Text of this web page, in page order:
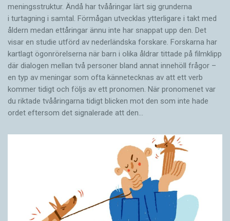
meningsstruktur. Ändå har tvååringar lärt sig grunderna
i turtagning i samtal. Förmågan utvecklas ytterligare i takt med
åldern medan ettåringar ännu inte har snappat upp den. Det
visar en studie utförd av nederländska forskare. Forskarna har
kartlagt ögonrörelserna när barn i olika åldrar tittade på filmklipp
där dialogen mellan två personer bland annat innehöll frågor –
en typ av meningar som ofta kännetecknas av att ett verb
kommer tidigt och följs av ett pronomen. När pronomenet var
du riktade tvååringarna tidigt blicken mot den som inte hade
ordet eftersom det ­signalerade att den…